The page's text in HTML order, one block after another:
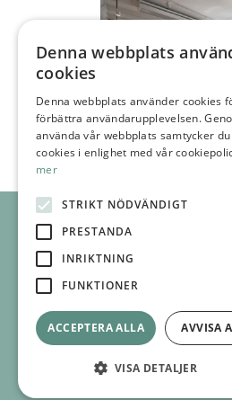
FORTERRO
AFFÄRSLOGIK
SVENSKA AB
© 2026
Denna webbplats
cookies
Denna webbplats använder cookies
förbättra användarupplevelsen.
använda vår webbplats samtycker
cookies i enlighet med vår
mer
STRIKT NÖDVÄNDIGT
PRESTANDA
INRIKTNING
FUNKTIONER
ACCEPTERA ALLA AVVISA
VISA DETALJER